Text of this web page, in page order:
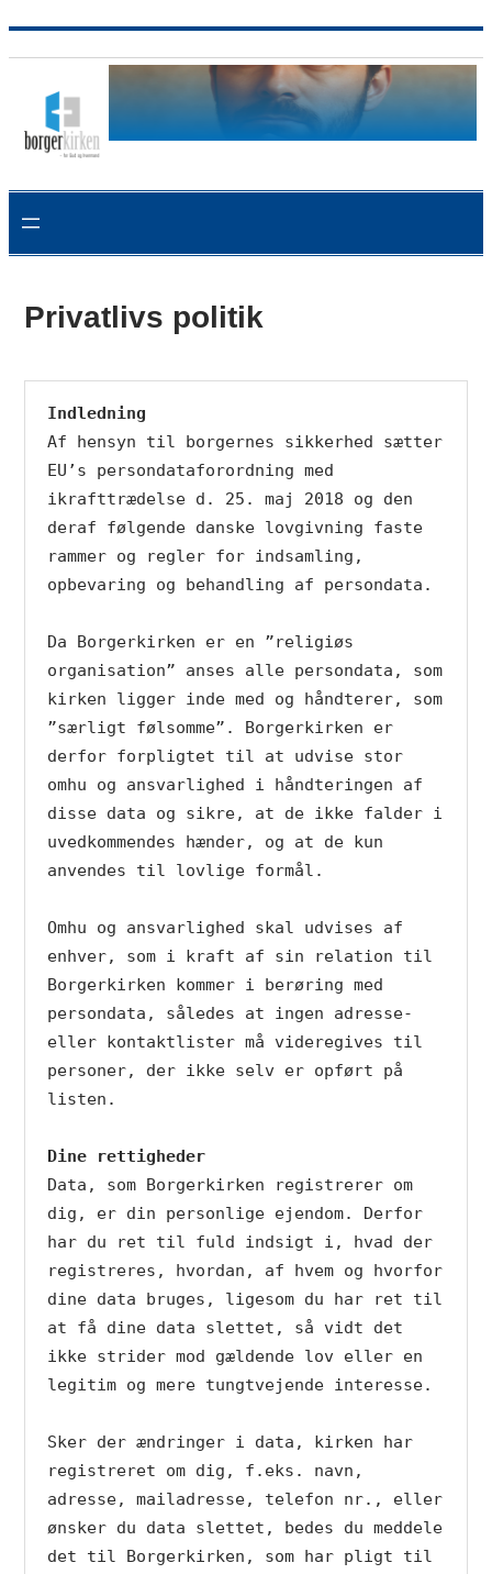
indhold
Privatlivs politik
Indledning
Af hensyn til borgernes sikkerhed sætter
EU’s persondataforordning med
ikrafttrædelse d. 25. maj 2018 og den
deraf følgende danske lovgivning faste
rammer og regler for indsamling,
opbevaring og behandling af persondata.
Da Borgerkirken er en ”religiøs
organisation” anses alle persondata, som
kirken ligger inde med og håndterer, som
”særligt følsomme”. Borgerkirken er
derfor forpligtet til at udvise stor
omhu og ansvarlighed i håndteringen af
disse data og sikre, at de ikke falder i
uvedkommendes hænder, og at de kun
anvendes til lovlige formål.
Omhu og ansvarlighed skal udvises af
enhver, som i kraft af sin relation til
Borgerkirken kommer i berøring med
persondata, således at ingen adresse-
eller kontaktlister må videregives til
personer, der ikke selv er opført på
listen.
Dine rettigheder
Data, som Borgerkirken registrerer om
dig, er din personlige ejendom. Derfor
har du ret til fuld indsigt i, hvad der
registreres, hvordan, af hvem og hvorfor
dine data bruges, ligesom du har ret til
at få dine data slettet, så vidt det
ikke strider mod gældende lov eller en
legitim og mere tungtvejende interesse.
Sker der ændringer i data, kirken har
registreret om dig, f.eks. navn,
adresse, mailadresse, telefon nr., eller
ønsker du data slettet, bedes du meddele
det til Borgerkirken, som har pligt til